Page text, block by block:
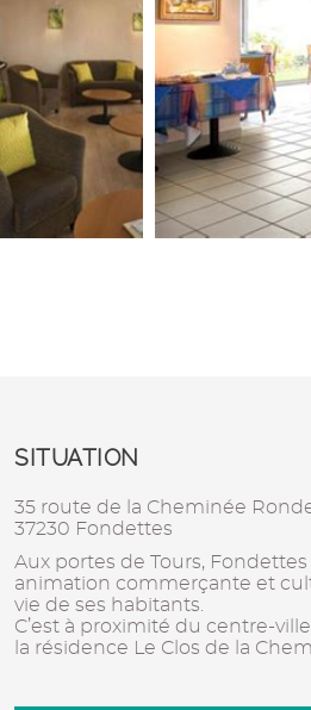
SITUATION
35 route de la Cheminée
37230 Fondettes
Aux portes de Tours,
animation commerçante et
vie de ses habitants.
C’est à proximité du centre-
la résidence Le Clos de la